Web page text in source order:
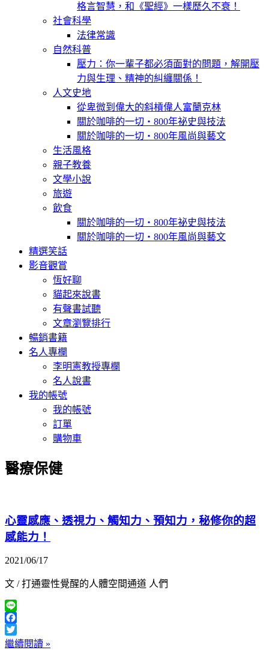
格言智慧，和《聖經》一樣歷久不衰！
社會科學
法律常識
自然科普
壓力：你一輩子都必須面對的問題，解開壓
力與生理、精神的糾纏關係！
人文史地
從卑微到偉大的斜槓偉人富蘭克林
關於咖啡的一切‧800年祕史與技法
關於咖啡的一切‧800年風尚與藝文
生活風格
親子教養
文學小說
旅遊
飲食
關於咖啡的一切‧800年祕史與技法
關於咖啡的一切‧800年風尚與藝文
精選笑話
影音觀賞
恆好聊
貓起來說書
有聲書試聽
文章瀏覽排行
暢銷書籍
名人專欄
李明憲教授專欄
名人說書
我的帳號
我的帳號
訂單
購物車
醫療保健
心靈感應、透視力、觸知力、預知力，秘修你的超
感能力！
2021/06/17
文 / 打通靈性覺醒的人體空間通道 人們
Line
Facebook
Twitter
繼續閱讀 »